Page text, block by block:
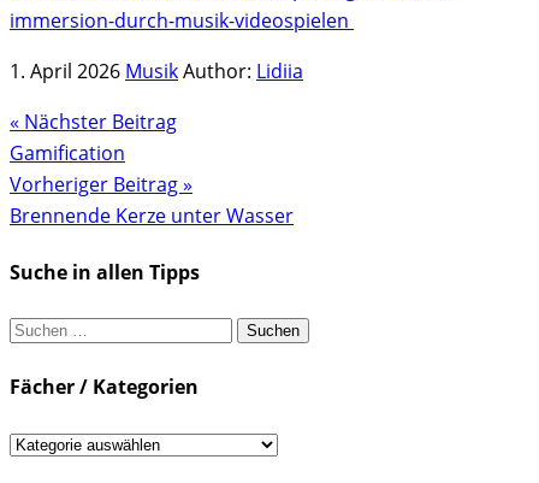
immersion-durch-musik-videospielen
1. April 2026 MusikAuthor: Lidiia
« Nächster Beitrag
Gamification
Vorheriger Beitrag »
Brennende Kerze unter Wasser
Suche in allen Tipps
Suchen
Fächer / Kategorien
Fächer